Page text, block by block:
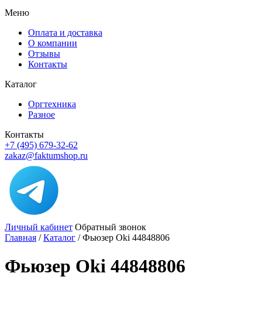
Меню
Оплата и доставка
О компании
Отзывы
Контакты
Каталог
Оргтехника
Разное
Контакты
+7 (495) 679-32-62
zakaz@faktumshop.ru
Личный кабинет Обратный звонок
Главная /Каталог /Фьюзер Oki 44848806
Фьюзер Oki 44848806